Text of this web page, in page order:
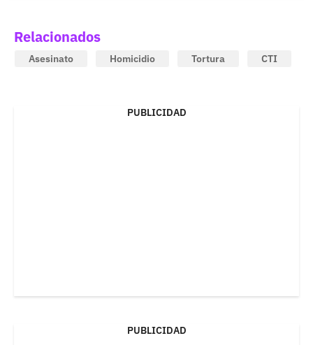
Relacionados
Asesinato Homicidio Tortura CTI
PUBLICIDAD
PUBLICIDAD